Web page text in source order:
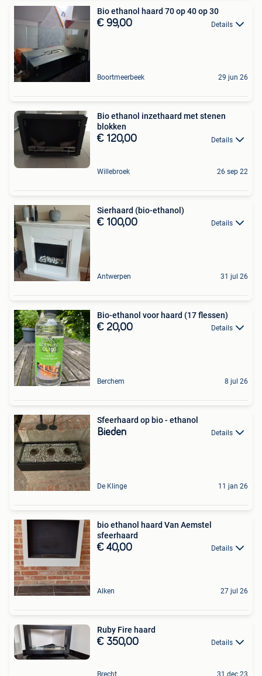
Bio ethanol haard 70 op 40 op 30
€ 99,00 Details
Boortmeerbeek 29 jun 26
Bio ethanol inzethaard met stenen
blokken
€ 120,00 Details
Willebroek 26 sep 22
Sierhaard (bio-ethanol)
€ 100,00 Details
Antwerpen 31 jul 26
Bio-ethanol voor haard (17 flessen)
€ 20,00 Details
Berchem 8 jul 26
Sfeerhaard op bio - ethanol
Bieden Details
De Klinge 11 jan 26
bio ethanol haard Van Aemstel
sfeerhaard
€ 40,00 Details
Alken 27 jul 26
Ruby Fire haard
€ 350,00 Details
Brecht 31 dec 23